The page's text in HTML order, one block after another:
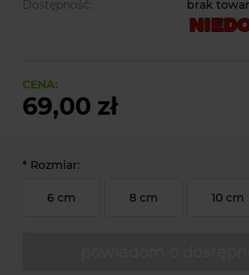
Dostępność:
brak
CENA:
69,00 zł
* Rozmiar:
6 cm 8 cm 10 cm